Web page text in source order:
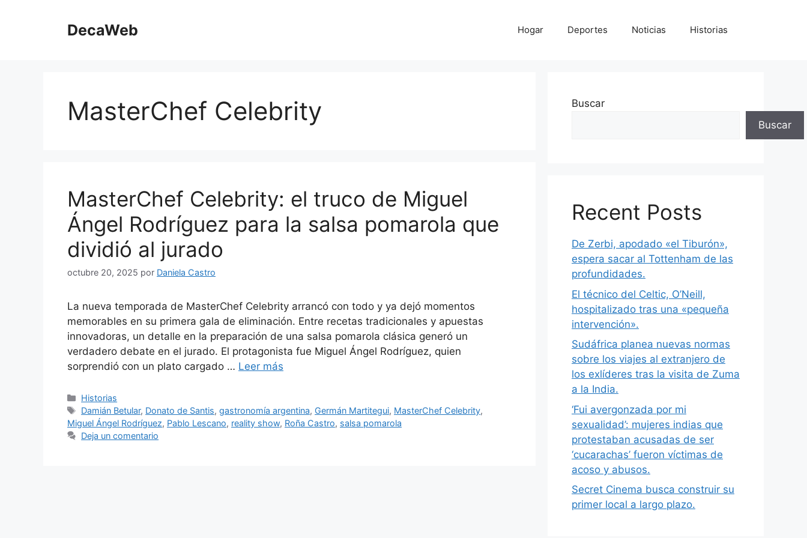
DecaWeb Hogar Deportes Noticias Historias
MasterChef Celebrity
MasterChef Celebrity: el truco de Miguel
Ángel Rodríguez para la salsa pomarola que
dividió al jurado
octubre 20, 2025 por Daniela Castro
La nueva temporada de MasterChef Celebrity arrancó con todo y ya dejó momentos
memorables en su primera gala de eliminación. Entre recetas tradicionales y apuestas
innovadoras, un detalle en la preparación de una salsa pomarola clásica generó un
verdadero debate en el jurado. El protagonista fue Miguel Ángel Rodríguez, quien
sorprendió con un plato cargado … Leer más
Categorías
Historias
Etiquetas
Damián Betular, Donato de Santis,gastronomía argentina, Germán Martitegui, MasterChef Celebrity,
Miguel Ángel Rodríguez, Pablo Lescano, reality show, Roña Castro, salsa pomarola
Deja un comentario
Buscar
Buscar
Recent Posts
De Zerbi, apodado «el Tiburón»,
espera sacar al Tottenham de las
profundidades.
El técnico del Celtic, O’Neill,
hospitalizado tras una «pequeña
intervención».
Sudáfrica planea nuevas normas
sobre los viajes al extranjero de
los exlíderes tras la visita de Zuma
a la India.
‘Fui avergonzada por mi
sexualidad’: mujeres indias que
protestaban acusadas de ser
‘cucarachas’ fueron víctimas de
acoso y abusos.
Secret Cinema busca construir su
primer local a largo plazo.